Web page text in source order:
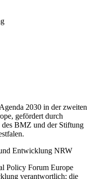
2030 in der zweiten
gefördert durch
BMZ und der Stiftung
Policy Forum Europe
verantwortlich; die